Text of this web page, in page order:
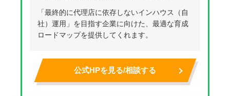
「最終的に代理店に依存しないインハウス（自
社）運用」を目指す企業に向けた、最適な育成
ロードマップを提供してくれます。
公式HPを見る/相談する